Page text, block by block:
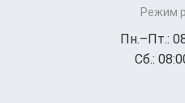
Режим
Пн.–Пт.:
Сб.: